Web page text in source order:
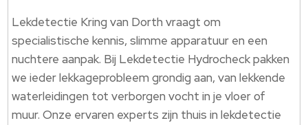
Lekdetectie Kring van Dorth vraagt om
specialistische kennis, slimme apparatuur en een
nuchtere aanpak.​ Bij Lekdetectie Hydrocheck pakken
we ieder lekkageprobleem grondig aan, van lekkende
waterleidingen tot verborgen vocht in je vloer of
muur.​ Onze ervaren experts zijn thuis in lekdetectie